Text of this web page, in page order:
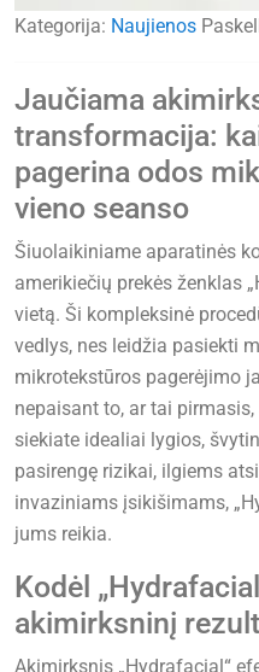
Kategorija: Naujienos
Jaučiama
transformacija:
pagerina odos
vieno seanso
Šiuolaikiniame aparatinės
amerikiečių prekės ženklas
vietą. Ši kompleksinė
vedlys, nes leidžia pasiekti
mikrotekstūros pagerėjimo
nepaisant to, ar tai
siekiate idealiai lygios,
pasirengę rizikai, ilgiems
invaziniams įsikišimams,
jums reikia.
Kodėl
akimirksninį
Akimirksnis „Hydrafacial“